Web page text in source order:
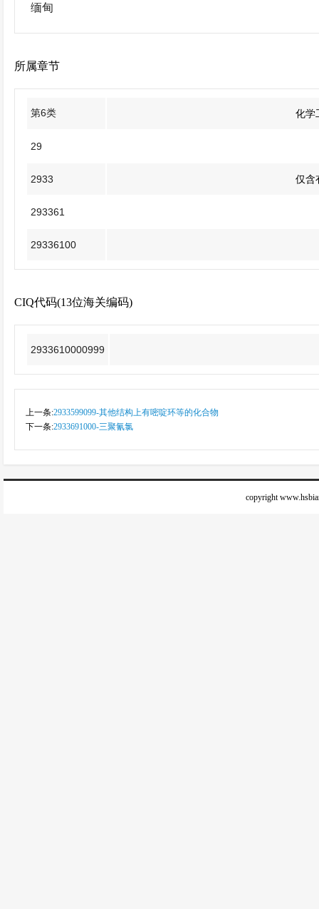
缅甸
所属章节
第6类 化学
29
2933 仅含
293361
29336100
CIQ代码(13位海关编码)
2933610000999
上一条:2933599099-其他结构上有嘧啶环等的化合物
下一条:2933691000-三聚氰氯
copyright